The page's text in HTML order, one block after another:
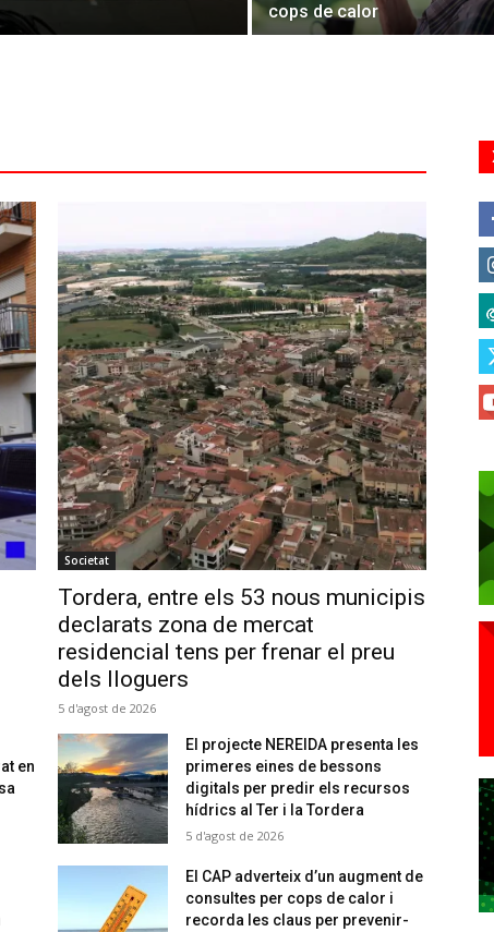
cops de calor
Societat
Tordera, entre els 53 nous municipis
declarats zona de mercat
residencial tens per frenar el preu
dels lloguers
5 d'agost de 2026
en
El projecte NEREIDA presenta les
primeres eines de bessons
digitals per predir els recursos
hídrics al Ter i la Tordera
5 d'agost de 2026
El CAP adverteix d’un augment de
consultes per cops de calor i
recorda les claus per prevenir-